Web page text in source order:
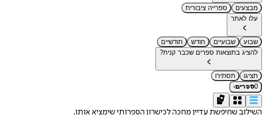
מבצעים
ספרייה ציבורית
עלו לאתר
שבוע שבועיים חודש
חודשיים
להציג בתוצאות ספרים שכבר קנית?
תציגו
תסתירו
0ספרים›
השילוב שחיפשת עדיין מחכה לכישרון הספרותי שימציא אותו.